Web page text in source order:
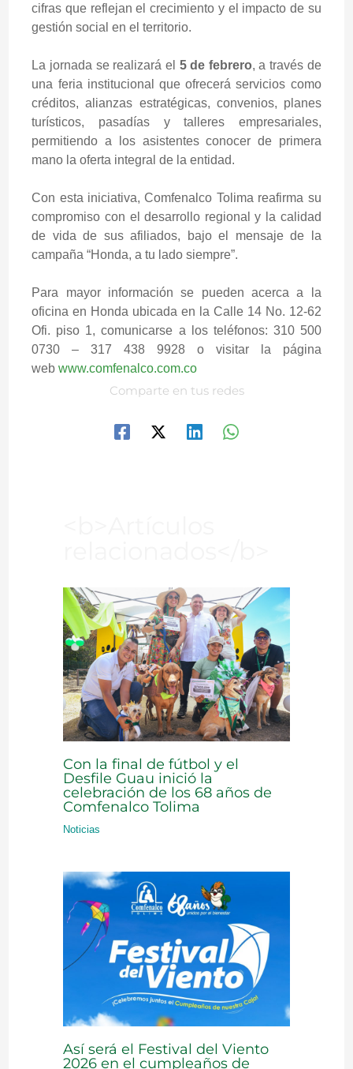
cifras que reflejan el crecimiento y el impacto de su
gestión social en el territorio.
La jornada se realizará el 5 de febrero, a través de
una feria institucional que ofrecerá servicios como
créditos, alianzas estratégicas, convenios, planes
turísticos, pasadías y talleres empresariales,
permitiendo a los asistentes conocer de primera
mano la oferta integral de la entidad.
Con esta iniciativa, Comfenalco Tolima reafirma su
compromiso con el desarrollo regional y la calidad
de vida de sus afiliados, bajo el mensaje de la
campaña “Honda, a tu lado siempre”.
Para mayor información se pueden acerca a la
oficina en Honda ubicada en la Calle 14 No. 12-62
Ofi. piso 1, comunicarse a los teléfonos: 310 500
0730 – 317 438 9928 o visitar la página
webwww.comfenalco.com.co
Comparte en tus redes
Con la final de fútbol y el
Desfile Guau inició la
celebración de los 68 años de
Comfenalco Tolima
Noticias
Así será el Festival del Viento
2026 en el cumpleaños de